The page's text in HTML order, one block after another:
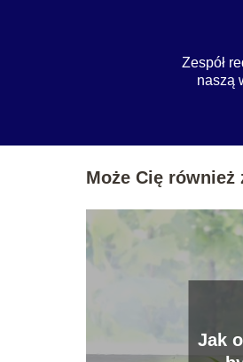
Zespół
naszą
Może Cię również
Jak